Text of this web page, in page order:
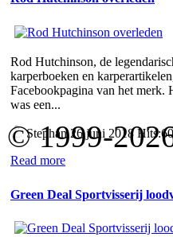
Rod Hutchinson, de
karperboeken en
Facebookpagina van het merk.
was een...
Stephan26 juni 2018
Read more
Green Deal Sportvisserij
© 1999-